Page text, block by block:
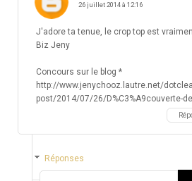
26 juillet 2014 à 12:16
J'adore ta tenue, le crop top est
Biz Jeny
Concours sur le blog *
http://www.jenychooz.lautre.net/
post/2014/07/26/D%C3%A9couverte-
Réponses